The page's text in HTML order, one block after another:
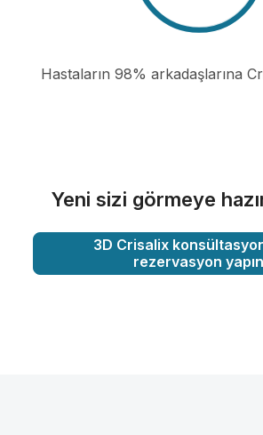
Hastaların 98% arkadaşlarına
Yeni sizi görmeye hazır
3D Crisalix
rezervasyon yapın